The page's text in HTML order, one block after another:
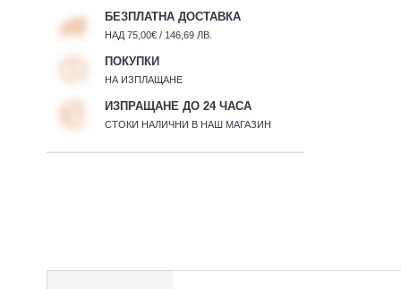
БЕЗПЛАТНА ДОСТАВКА
НАД 75,00€ / 146,69 ЛВ.
ПОКУПКИ
НА ИЗПЛАЩАНЕ
ИЗПРАЩАНЕ ДО 24 ЧАСА
СТОКИ НАЛИЧНИ В НАШ МАГАЗИН